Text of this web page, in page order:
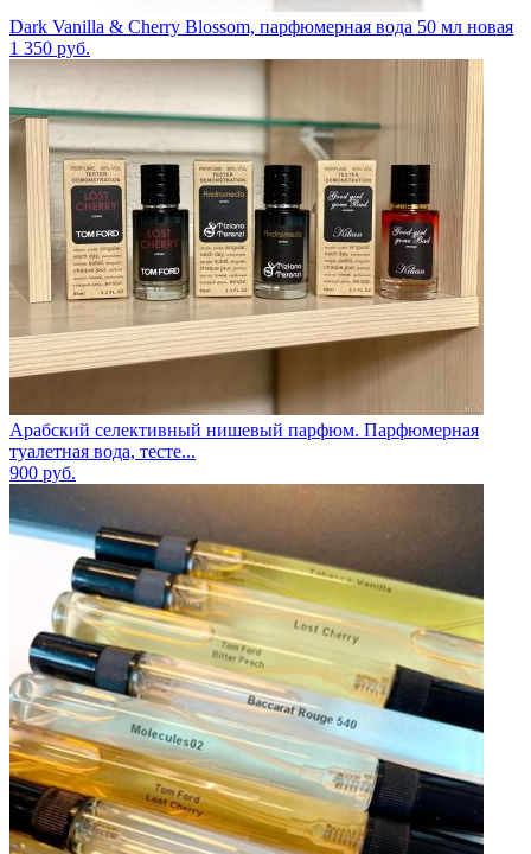
Dark Vanilla & Cherry Blossom, парфюмерная вода 50 мл новая
1 350 руб.
Арабский селективный нишевый парфюм. Парфюмерная
туалетная вода, тесте...
900 руб.